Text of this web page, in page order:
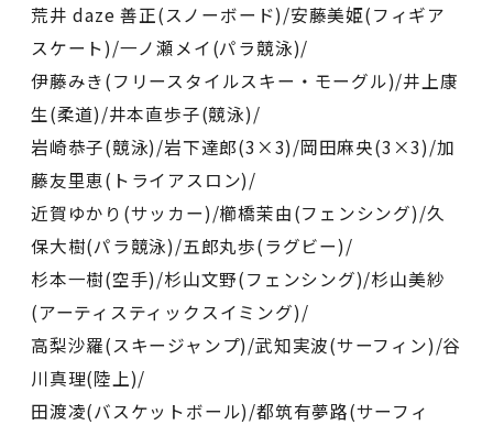
荒井 daze 善正(スノーボード)/安藤美姫(フィギア
スケート)/一ノ瀬メイ(パラ競泳)/
伊藤みき(フリースタイルスキー・モーグル)/井上康
生(柔道)/井本直歩子(競泳)/
岩崎恭子(競泳)/岩下達郎(3×3)/岡田麻央(3×3)/加
藤友里恵(トライアスロン)/
近賀ゆかり(サッカー)/櫛橋茉由(フェンシング)/久
保大樹(パラ競泳)/五郎丸歩(ラグビー)/
杉本一樹(空手)/杉山文野(フェンシング)/杉山美紗
(アーティスティックスイミング)/
高梨沙羅(スキージャンプ)/武知実波(サーフィン)/谷
川真理(陸上)/
田渡凌(バスケットボール)/都筑有夢路(サーフィ